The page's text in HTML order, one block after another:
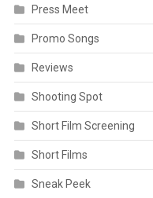
Press Meet
Promo Songs
Reviews
Shooting Spot
Short Film Screening
Short Films
Sneak Peek